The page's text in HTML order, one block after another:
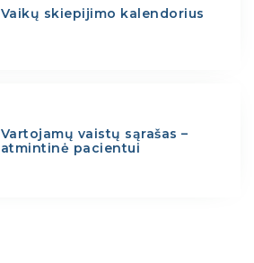
Vaikų skiepijimo kalendorius
Vartojamų vaistų sąrašas –
atmintinė pacientui